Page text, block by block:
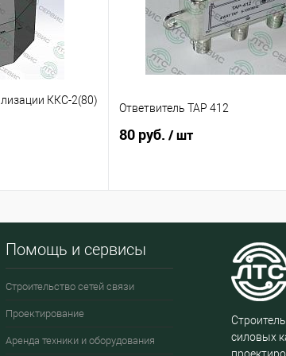
ККС-2(80)
Ответвитель ТАР 412
80 руб. / шт
Помощь и сервисы
Строительство сетей связи
Проектирование
Аренда техники и оборудования
силовых